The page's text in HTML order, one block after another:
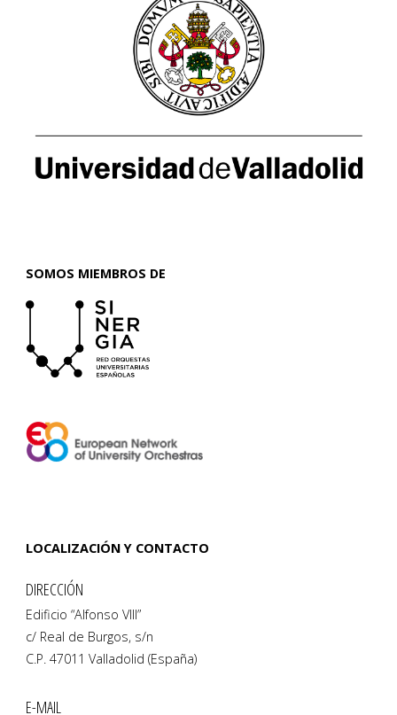
SOMOS MIEMBROS DE
LOCALIZACIÓN Y CONTACTO
DIRECCIÓN
Edificio “Alfonso VIII”
c/ Real de Burgos, s/n
C.P. 47011 Valladolid (España)
E-MAIL